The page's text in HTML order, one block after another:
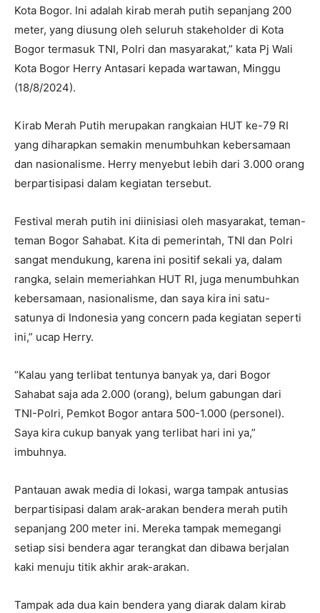
Kota Bogor. Ini adalah kirab merah putih sepanjang 200
meter, yang diusung oleh seluruh stakeholder di Kota
Bogor termasuk TNI, Polri dan masyarakat,” kata Pj Wali
Kota Bogor Herry Antasari kepada wartawan, Minggu
(18/8/2024).
Kirab Merah Putih merupakan rangkaian HUT ke-79 RI
yang diharapkan semakin menumbuhkan kebersamaan
dan nasionalisme. Herry menyebut lebih dari 3.000 orang
berpartisipasi dalam kegiatan tersebut.
Festival merah putih ini diinisiasi oleh masyarakat, teman-
teman Bogor Sahabat. Kita di pemerintah, TNI dan Polri
sangat mendukung, karena ini positif sekali ya, dalam
rangka, selain memeriahkan HUT RI, juga menumbuhkan
kebersamaan, nasionalisme, dan saya kira ini satu-
satunya di Indonesia yang concern pada kegiatan seperti
ini,” ucap Herry.
“Kalau yang terlibat tentunya banyak ya, dari Bogor
Sahabat saja ada 2.000 (orang), belum gabungan dari
TNI-Polri, Pemkot Bogor antara 500-1.000 (personel).
Saya kira cukup banyak yang terlibat hari ini ya,”
imbuhnya.
Pantauan awak media di lokasi, warga tampak antusias
berpartisipasi dalam arak-arakan bendera merah putih
sepanjang 200 meter ini. Mereka tampak memegangi
setiap sisi bendera agar terangkat dan dibawa berjalan
kaki menuju titik akhir arak-arakan.
Tampak ada dua kain bendera yang diarak dalam kirab